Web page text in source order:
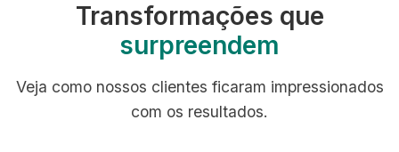
Transformações que
surpreendem
Veja como nossos clientes ficaram impressionados
com os resultados.